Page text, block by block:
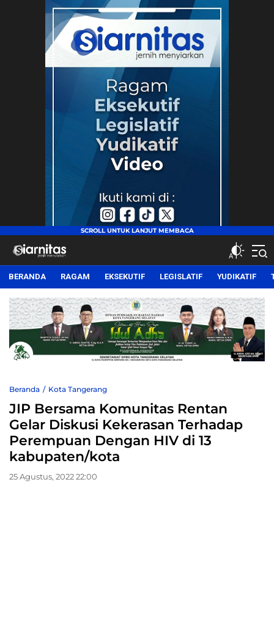
siarnitas
Jernih Menyiarkan
BERANDA RAGAM EKSEKUTIF LEGISLATIF YUDIKATIF
Beranda Kota Tangerang
JIP Bersama Komunitas Rentan
Gelar Diskusi Kekerasan Terhadap
Perempuan Dengan HIV di 13
kabupaten/kota
25 Agustus, 2022 22:00